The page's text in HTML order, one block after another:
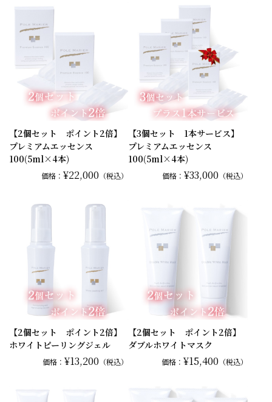
【2個セット ポイント2倍】
プレミアムエッセンス
100(5ml×4本)
価格：¥22,000 （税込）
【3個セット 1本サービス】
プレミアムエッセンス
100(5ml×4本)
価格： ¥33,000 （税込）
【2個セット ポイント2倍】
ホワイトピーリングジェル
価格：¥13,200 （税込）
【2個セット ポイント2倍】
ダブルホワイトマスク
価格： ¥15,400 （税込）